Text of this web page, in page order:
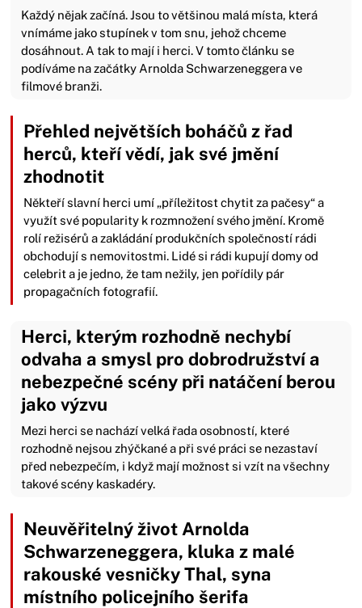
Každý nějak začíná. Jsou to většinou malá místa, která
vnímáme jako stupínek v tom snu, jehož chceme
dosáhnout. A tak to mají i herci. V tomto článku se
podíváme na začátky Arnolda Schwarzeneggera ve
filmové branži.
Přehled největších boháčů z řad
herců, kteří vědí, jak své jmění
zhodnotit
Někteří slavní herci umí „příležitost chytit za pačesy“ a
využít své popularity k rozmnožení svého jmění. Kromě
rolí režisérů a zakládání produkčních společností rádi
obchodují s nemovitostmi. Lidé si rádi kupují domy od
celebrit a je jedno, že tam nežily, jen pořídily pár
propagačních fotografií.
Herci, kterým rozhodně nechybí
odvaha a smysl pro dobrodružství a
nebezpečné scény při natáčení berou
jako výzvu
Mezi herci se nachází velká řada osobností, které
rozhodně nejsou zhýčkané a při své práci se nezastaví
před nebezpečím, i když mají možnost si vzít na všechny
takové scény kaskadéry.
Neuvěřitelný život Arnolda
Schwarzeneggera, kluka z malé
rakouské vesničky Thal, syna
místního policejního šerifa